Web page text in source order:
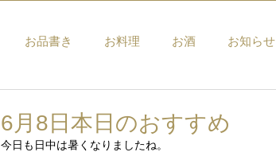
お品書き お料理 お酒 お知らせ
6月8日本日のおすすめ
今日も日中は暑くなりましたね。